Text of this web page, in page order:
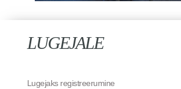
LUGEJALE
Lugejaks registreerumine